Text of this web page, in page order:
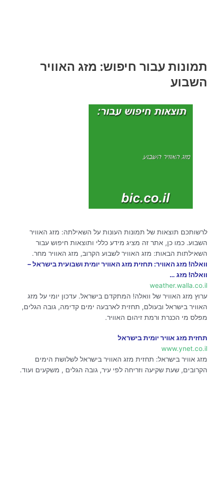
תמונות עבור חיפוש: מזג האוויר
השבוע
לרשותכם תוצאות של תמונות העונות על השאילתה: מזג האוויר
השבוע. כמו כן, אתר זה מציג מידע כללי ותוצאות חיפוש עבור
השאילתות הבאות: מזג האוויר לשבוע הקרוב, מזג האוויר מחר.
וואלה! מזג האוויר: תחזית מזג האוויר יומית ושבועית בישראל –
וואלה! מזג …
weather.walla.co.il
ערוץ מזג האוויר של וואלה! המתקדם בישראל. עדכון יומי על מזג
האוויר בישראל ובעולם, תחזית לארבעה ימים קדימה, גובה הגלים,
מפלס מי הכנרת ורמת זיהום האוויר.
תחזית מזג אוויר יומית בישראל
www.ynet.co.il
מזג אוויר בישראל: תחזית מזג האוויר בישראל לשלושת הימים
הקרובים, שעת שקיעה וזריחה לפי עיר, גובה הגלים , משקעים ועוד.